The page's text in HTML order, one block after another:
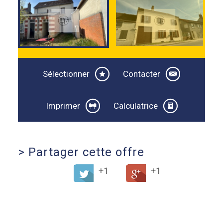
Sélectionner Contacter
Imprimer Calculatrice
> Partager cette offre
+1 +1